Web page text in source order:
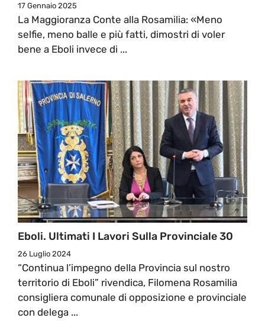
17 Gennaio 2025
La Maggioranza Conte alla Rosamilia: «Meno
selfie, meno balle e più fatti, dimostri di voler
bene a Eboli invece di ...
Eboli. Ultimati I Lavori Sulla Provinciale 30
26 Luglio 2024
“Continua l’impegno della Provincia sul nostro
territorio di Eboli” rivendica, Filomena Rosamilia
consigliera comunale di opposizione e provinciale
con delega ...